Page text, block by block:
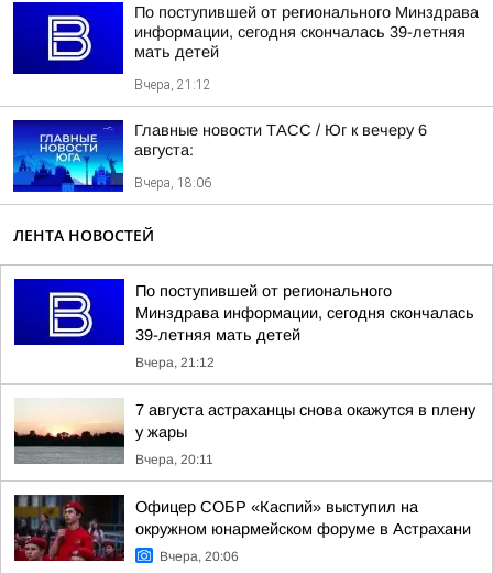
По поступившей от регионального Минздрава
информации, сегодня скончалась 39-летняя
мать детей
Вчера, 21:12
Главные новости ТАСС / Юг к вечеру 6
августа:
Вчера, 18:06
ЛЕНТА НОВОСТЕЙ
По поступившей от регионального
Минздрава информации, сегодня скончалась
39-летняя мать детей
Вчера, 21:12
7 августа астраханцы снова окажутся в плену
у жары
Вчера, 20:11
Офицер СОБР «Каспий» выступил на
окружном юнармейском форуме в Астрахани
Вчера, 20:06